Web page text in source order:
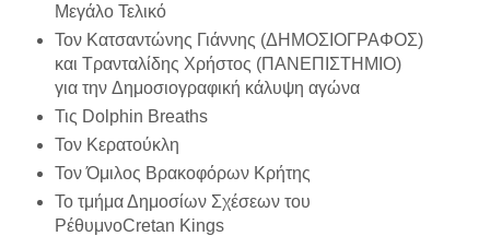
Μεγάλο Τελικό
Τον Κατσαντώνης Γιάννης (ΔΗΜΟΣΙΟΓΡΑΦΟΣ)
και Τρανταλίδης Χρήστος (ΠΑΝΕΠΙΣΤΗΜΙΟ)
για την Δημοσιογραφική κάλυψη αγώνα
Τις Dolphin Breaths
Τον Κερατούκλη
Τον Όμιλος Βρακοφόρων Κρήτης
Το τμήμα Δημοσίων Σχέσεων του
ΡέθυμνοCretan Kings